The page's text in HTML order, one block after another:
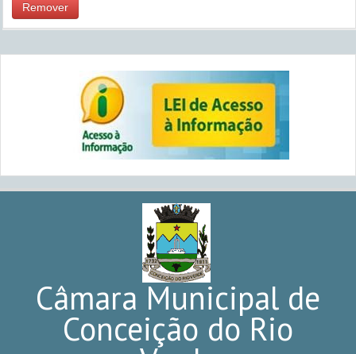
Remover
Câmara Municipal de
Conceição do Rio